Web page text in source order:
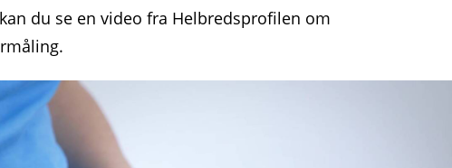
du se en video fra Helbredsprofilen om